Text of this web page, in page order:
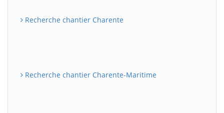
Recherche chantier Charente
Recherche chantier Charente-Maritime